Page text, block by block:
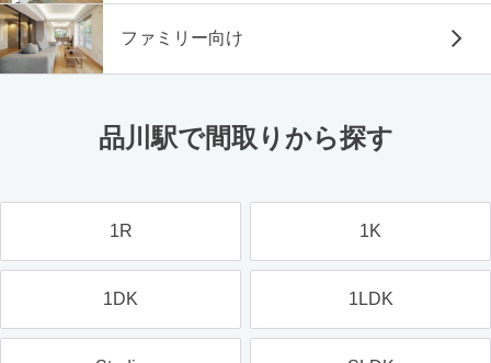
ファミリー向け
品川駅で間取りから探す
1R 1K
1DK 1LDK